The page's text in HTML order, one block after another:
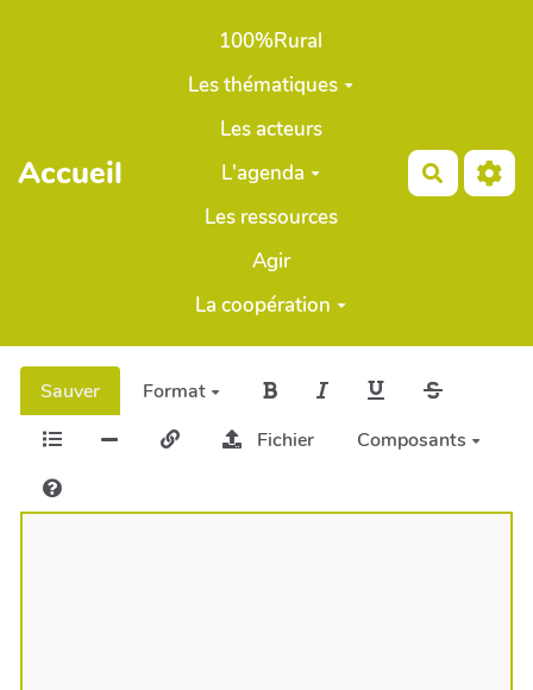
Aller au contenu principal
Accueil
100%Rural
Les thématiques
Les acteurs
L'agenda
Les ressources
Agir
La coopération
Sauver
Format
Fichier
Composants